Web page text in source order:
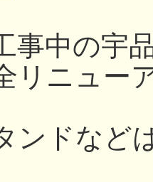
事中の宇
リニュー
ンドなど